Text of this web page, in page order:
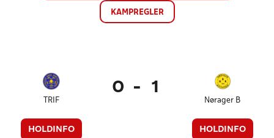
KAMPREGLER
TRIF
HOLDINFO
0 - 1
Nørager B
HOLDINFO